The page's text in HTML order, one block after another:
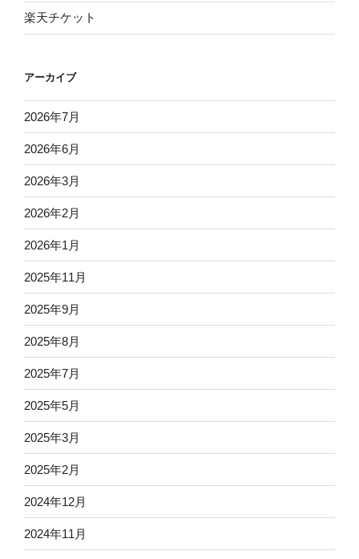
楽天チケット
アーカイブ
2026年7月
2026年6月
2026年3月
2026年2月
2026年1月
2025年11月
2025年9月
2025年8月
2025年7月
2025年5月
2025年3月
2025年2月
2024年12月
2024年11月